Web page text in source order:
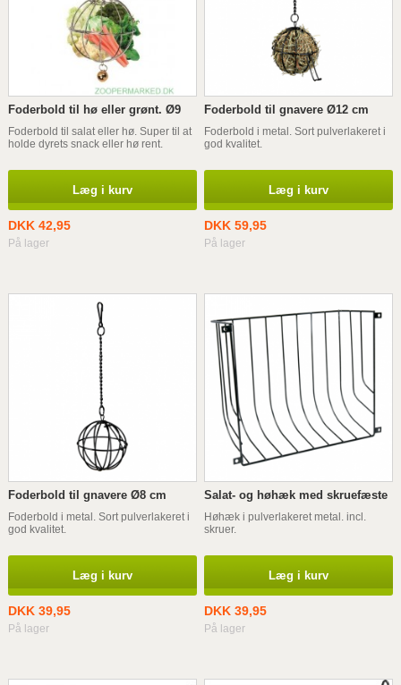
Foderbold til hø eller grønt. Ø9
Foderbold til salat eller hø. Super til at
holde dyrets snack eller hø rent.
Læg i kurv
DKK 42,95
På lager
Foderbold til gnavere Ø12 cm
Foderbold i metal. Sort pulverlakeret i
god kvalitet.
Læg i kurv
DKK 59,95
På lager
Foderbold til gnavere Ø8 cm
Foderbold i metal. Sort pulverlakeret i
god kvalitet.
Læg i kurv
DKK 39,95
På lager
Salat- og høhæk med skruefæste
Høhæk i pulverlakeret metal. incl.
skruer.
Læg i kurv
DKK 39,95
På lager